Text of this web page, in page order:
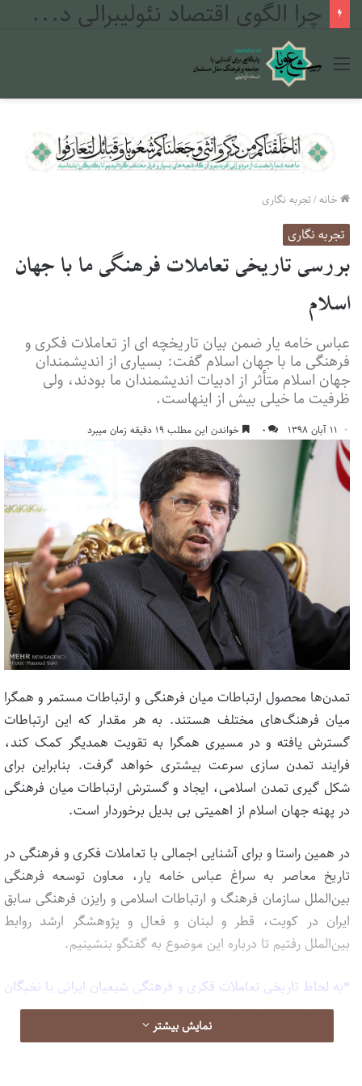
چرا الگوی اقتصاد نئولیبرالی در مراکش شکست خورد؟
منو
خانه/تجربه نگاری
تجربه نگاری
بررسی تاریخی تعاملات فرهنگی ما با جهان
اسلام
عباس خامه یار ضمن بیان تاریخچه ای از تعاملات فکری و
فرهنگی ما با جهان اسلام گفت: بسیاری از اندیشمندان
جهان اسلام متأثر از ادبیات اندیشمندان ما بودند، ولی
ظرفیت ما خیلی بیش از اینهاست.
۱۱ آبان ۱۳۹۸ ۰ خواندن این مطلب ۱۹ دقیقه زمان میبرد
تمدن‌ها محصول ارتباطات میان فرهنگی و ارتباطات مستمر و همگرا
میان فرهنگ‌های مختلف هستند. به هر مقدار که این ارتباطات
گسترش یافته و در مسیری همگرا به تقویت همدیگر کمک کند،
فرایند تمدن سازی سرعت بیشتری خواهد گرفت. بنابراین برای
شکل گیری تمدن اسلامی، ایجاد و گسترش ارتباطات میان فرهنگی
در پهنه جهان اسلام از اهمیتی بی بدیل برخوردار است.
در همین راستا و برای آشنایی اجمالی با تعاملات فکری و فرهنگی در
تاریخ معاصر به سراغ عباس خامه یار، معاون توسعه فرهنگی
بین‌الملل سازمان فرهنگ و ارتباطات اسلامی و رایزن فرهنگی سابق
ایران در کویت، قطر و لبنان و فعال و پژوهشگر ارشد روابط
بین‌الملل رفتیم تا درباره این موضوع به گفتگو بنشینیم.
*به لحاظ تاریخی تعاملات فکری و فرهنگی شیعیان ایرانی با نخبگان
جهان اسلام به چند دوره تقسیم می‌شود؟
نمایش بیشتر